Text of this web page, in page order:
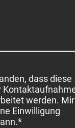
dass diese
werden.
Einwilligung
*